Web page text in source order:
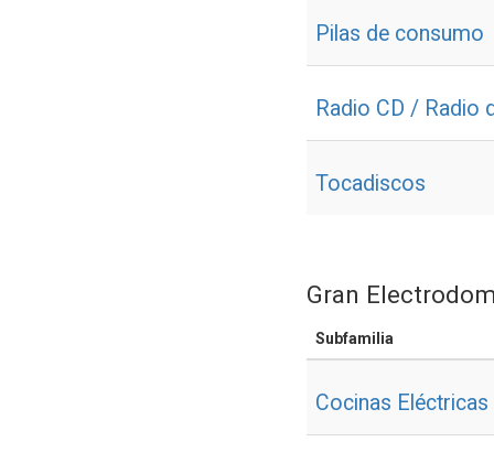
Pilas de consumo
Radio CD / Radio
Tocadiscos
Gran
Subfamilia
Cocinas Eléctricas